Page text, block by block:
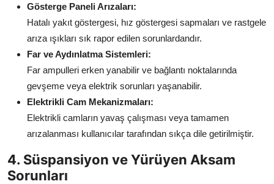
Gösterge Paneli Arızaları:
Hatalı yakıt göstergesi, hız göstergesi sapmaları ve rastgele
arıza ışıkları sık rapor edilen sorunlardandır.
Far ve Aydınlatma Sistemleri:
Far ampulleri erken yanabilir ve bağlantı noktalarında
gevşeme veya elektrik sorunları yaşanabilir.
Elektrikli Cam Mekanizmaları:
Elektrikli camların yavaş çalışması veya tamamen
arızalanması kullanıcılar tarafından sıkça dile getirilmiştir.
4. Süspansiyon ve Yürüyen Aksam
Sorunları